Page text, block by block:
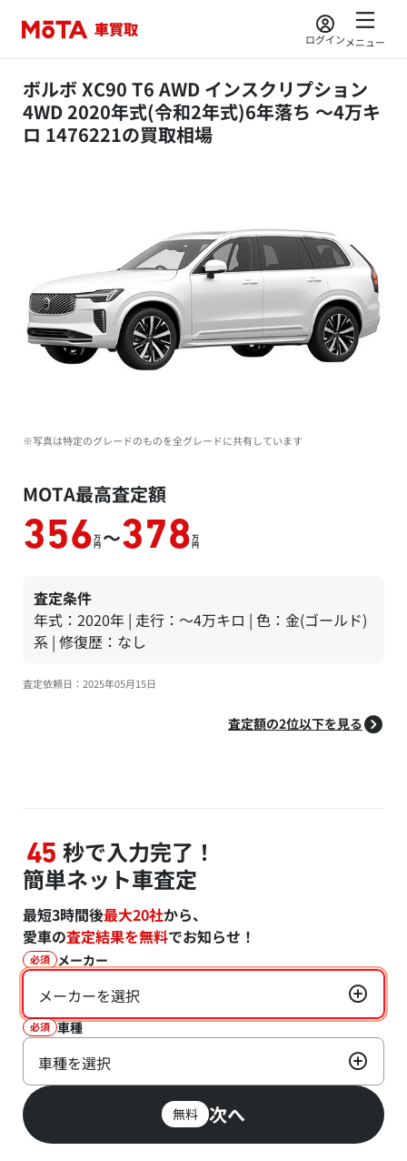
ログインメニュー
ボルボ XC90 T6 AWD インスクリプション
4WD 2020年式(令和2年式)6年落ち ～4万キ
ロ 1476221の買取相場
※写真は特定のグレードのものを全グレードに共有しています
MOTA最高査定額
356万
円 ～378万
円
査定条件
年式：2020年 | 走行：～4万キロ | 色：金(ゴールド)
系 | 修復歴：なし
査定依頼日：2025年05月15日
査定額の2位以下を見る
45 秒で入力完了！
簡単ネット車査定
最短3時間後最大20社から、
愛車の査定結果を無料でお知らせ！
必須 メーカー
メーカーを選択
必須 車種
車種を選択
無料 次へ